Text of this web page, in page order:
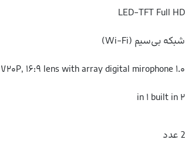
LED-TFT Full HD
شبکه بی‌سیم (Wi-Fi)
۱.۰ mega pixel, HD ۷۲۰P, ۱۶:۹ lens with array digital mirophone
۲ in ۱ built in
2 عدد